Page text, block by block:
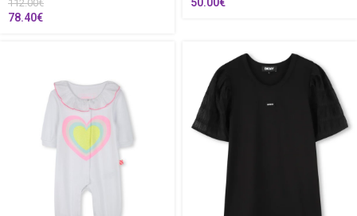
112.00€
78.40€